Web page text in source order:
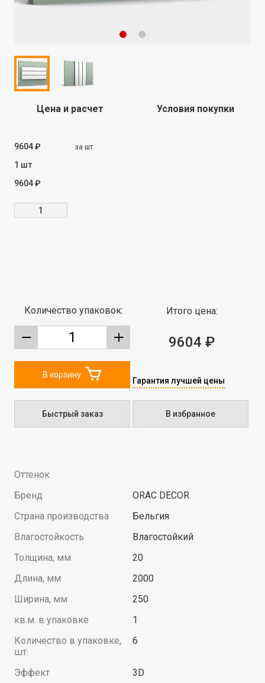
Цена и расчет
9604 ₽ за шт
1 шт
9604 ₽
Условия покупки
Количество упаковок: Итого цена:
9604 ₽
Гарантия лучшей цены
В корзину
Быстрый заказ В избранное
Оттенок
Бренд
ORAC DECOR
Страна производства
Бельгия
Влагостойкость
Влагостойкий
Толщина, мм
20
Длина, мм
2000
Ширина, мм
250
кв.м. в упаковке
1
Количество в упаковке,
шт.
6
Эффект
3D